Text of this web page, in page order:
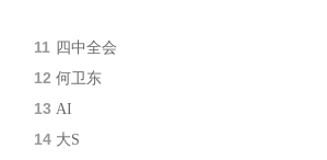
11 四中全会
12 何卫东
13 AI
14 大S